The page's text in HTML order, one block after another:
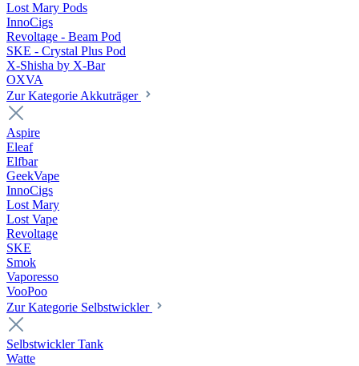
Lost Mary Pods
InnoCigs
Revoltage - Beam Pod
SKE - Crystal Plus Pod
X-Shisha by X-Bar
OXVA
Zur Kategorie Akkuträger
Aspire
Eleaf
Elfbar
GeekVape
InnoCigs
Lost Mary
Lost Vape
Revoltage
SKE
Smok
Vaporesso
VooPoo
Zur Kategorie Selbstwickler
Selbstwickler Tank
Watte